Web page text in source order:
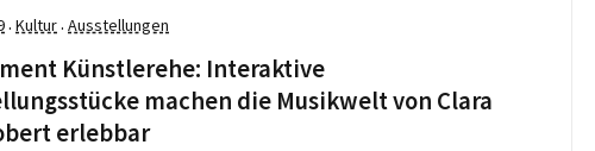
Die Besucherinnen und Besucher können selbst zu einem
am Klavier einladen.
· Kultur· Ausstellungen
Künstlerehe: Interaktive
machen die Musikwelt von Clara
erlebbar